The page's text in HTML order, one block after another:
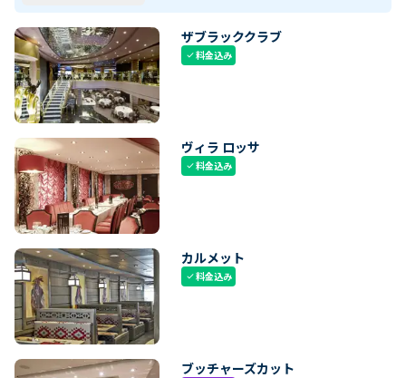
ザブラッククラブ
check料金込み
ヴィラ ロッサ
check料金込み
カルメット
check料金込み
ブッチャーズカット